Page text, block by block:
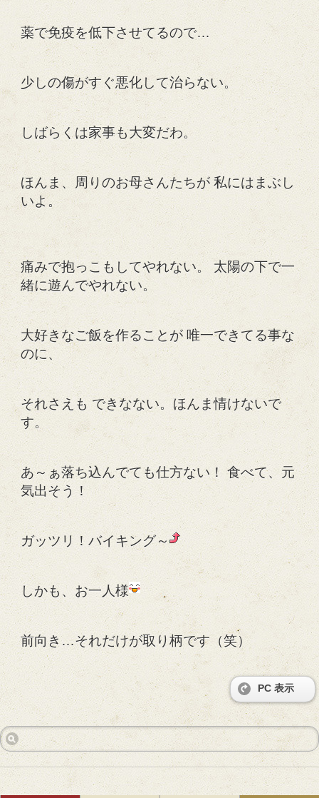
薬で免疫を低下させてるので…
少しの傷がすぐ悪化して治らない。
しばらくは家事も大変だわ。
ほんま、周りのお母さんたちが 私にはまぶし
いよ。
痛みで抱っこもしてやれない。 太陽の下で一
緒に遊んでやれない。
大好きなご飯を作ることが 唯一できてる事な
のに、
それさえも できなない。ほんま情けないで
す。
あ～ぁ落ち込んでても仕方ない！ 食べて、元
気出そう！
ガッツリ！バイキング～
しかも、お一人様
前向き…それだけが取り柄です（笑）
PC 表示